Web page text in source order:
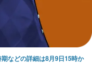
などの詳細は8月9日15時か